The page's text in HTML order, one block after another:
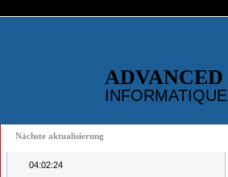
ADVANCED
INFORMATIQUE
Nächste aktualisierung
04:02:24